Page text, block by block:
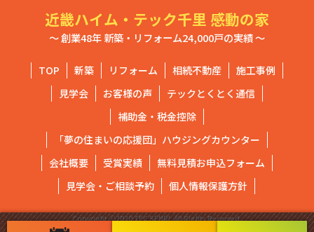
近畿ハイム・テック千里 感動の家
～ 創業48年 新築・リフォーム24,000戸の実績 ～
TOP 新築 リフォーム 相続不動産
施工事例
見学会
お客様の声
テックとくとく通信
補助金・税金控除
「夢の住まいの応援団」ハウジングカウンター
会社概要
受賞実績
無料見積お申込フォーム
見学会・ご相談予約
個人情報保護方針
Copyright ⓒ2020 TEC SENRI. All Rights Reserved.